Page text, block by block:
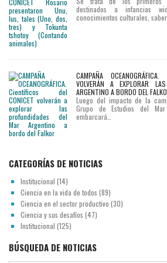
destinados a infancias
conocimientos culturales,
CAMPAÑA
VOLVERÁN A EXPLORAR
ARGENTINO A BORDO DEL
Luego del impacto de la
Grupo de Estudios del
embarcará…
CATEGORÍAS DE NOTICIAS
Institucional (14)
Ciencia en la vida de todos (89)
Ciencia en el sector productivo (30)
Ciencia y sus desafíos (47)
Institucional (125)
BÚSQUEDA DE NOTICIAS